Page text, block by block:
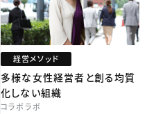
経営メソッド
多様な女性経営者と創る均質
化しない組織
コラボラボ